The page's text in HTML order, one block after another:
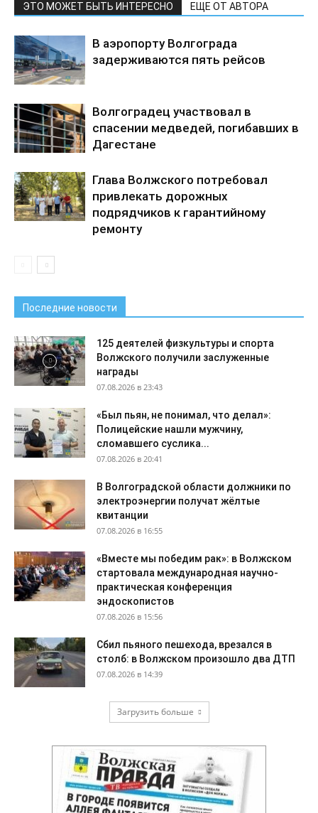
ЭТО МОЖЕТ БЫТЬ ИНТЕРЕСНО ЕЩЕ ОТ АВТОРА
В аэропорту Волгограда
задерживаются пять рейсов
Волгоградец участвовал в
спасении медведей, погибавших в
Дагестане
Глава Волжского потребовал
привлекать дорожных
подрядчиков к гарантийному
ремонту
Последние новости
125 деятелей физкультуры и спорта
Волжского получили заслуженные
награды
07.08.2026 в 23:43
«Был пьян, не понимал, что делал»:
Полицейские нашли мужчину,
сломавшего суслика...
07.08.2026 в 20:41
В Волгоградской области должники по
электроэнергии получат жёлтые
квитанции
07.08.2026 в 16:55
«Вместе мы победим рак»: в Волжском
стартовала международная научно-
практическая конференция
эндоскопистов
07.08.2026 в 15:56
Сбил пьяного пешехода, врезался в
столб: в Волжском произошло два ДТП
07.08.2026 в 14:39
Загрузить больше